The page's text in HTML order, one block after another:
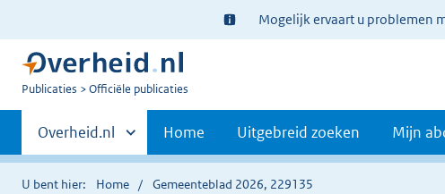
Ter
informatie:
Mogelijk ervaart u problemen
U
Publicaties Officiële publicaties
Primaire
navigatie
Andere
sites
binnen
Overheid.nl Home Uitgebreid zoeken Mijn
U bent hier: Home Gemeenteblad 2026, 229135